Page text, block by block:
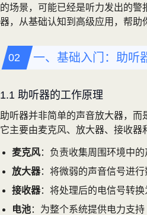
的场景，可能已经是听力发出的
器，从基础认知到高级应用，帮助
一、基础入门：助听
1.1 助听器的工作原理
助听器并非简单的声音放大器，而
它主要由麦克风、放大器、接收器
麦克风：负责收集周围环境中的
放大器：将微弱的声音信号进
接收器：将处理后的电信号转
电池：为整个系统提供电力支持